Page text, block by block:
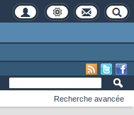
Recherche avancée